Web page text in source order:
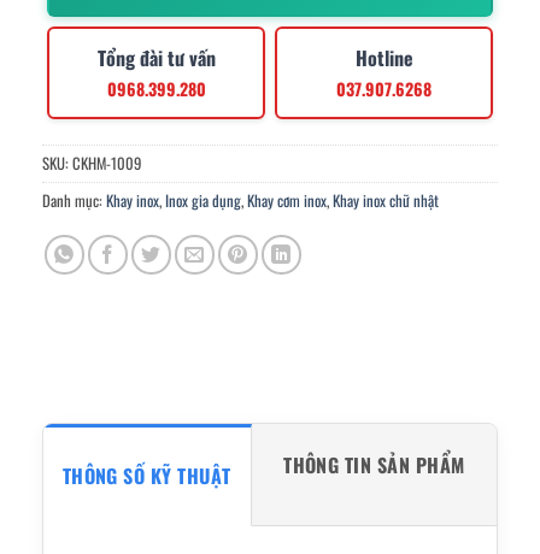
Tổng đài tư vấn
0968.399.280
Hotline
037.907.6268
SKU: CKHM-1009
Danh mục: Khay inox, Inox gia dụng,Khay cơm inox,Khay inox chữ nhật
THÔNG SỐ KỸ THUẬT THÔNG TIN SẢN PHẨM